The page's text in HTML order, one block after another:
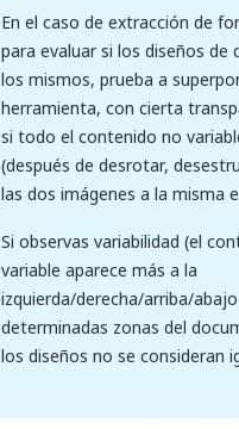
En el caso de extracción de
para evaluar si los diseños de
los mismos, prueba a
herramienta, con cierta
si todo el contenido no
(después de desrotar,
las dos imágenes a la misma
Si observas variabilidad (el
variable aparece más a la
izquierda/derecha/arriba/
determinadas zonas del
los diseños no se consideran